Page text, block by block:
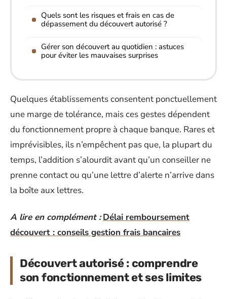
Quels sont les risques et frais en cas de
dépassement du découvert autorisé ?
Gérer son découvert au quotidien : astuces
pour éviter les mauvaises surprises
Quelques établissements consentent ponctuellement
une marge de tolérance, mais ces gestes dépendent
du fonctionnement propre à chaque banque. Rares et
imprévisibles, ils n’empêchent pas que, la plupart du
temps, l’addition s’alourdit avant qu’un conseiller ne
prenne contact ou qu’une lettre d’alerte n’arrive dans
la boîte aux lettres.
A lire en complément : Délai remboursement
découvert : conseils gestion frais bancaires
Découvert autorisé : comprendre
son fonctionnement et ses limites